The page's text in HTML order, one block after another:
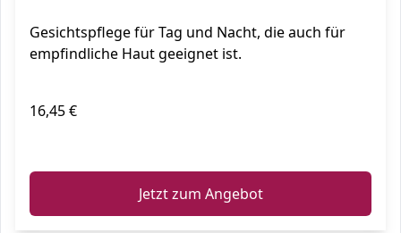
Gesichtspflege für Tag und Nacht, die auch für
empfindliche Haut geeignet ist.
16,45 €
Jetzt zum Angebot